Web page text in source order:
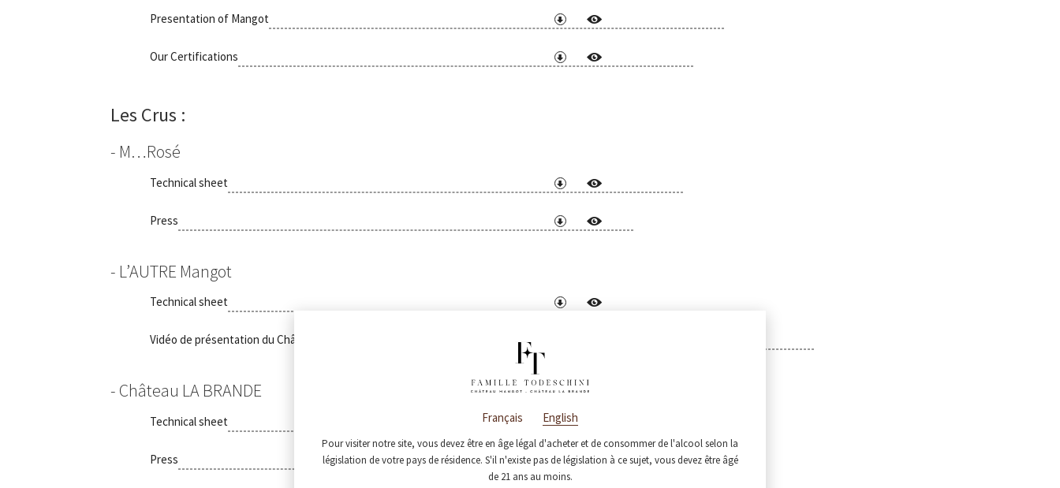
Presentation of Mangot
Our Certifications
Les Crus :
M…Rosé
Technical sheet
Press
L’AUTRE Mangot
Technical sheet
Vidéo de présentation du Château Mangot
Château LA BRANDE
Technical sheet
Press
Français English
Pour visiter notre site, vous devez être en âge légal d'acheter et de consommer de l'alcool selon la
législation de votre pays de résidence. S'il n'existe pas de législation à ce sujet, vous devez être âgé
de 21 ans au moins.